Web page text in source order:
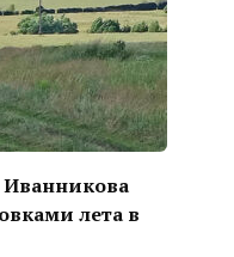
Иванникова
лета в